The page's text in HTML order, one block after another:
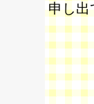
申し出